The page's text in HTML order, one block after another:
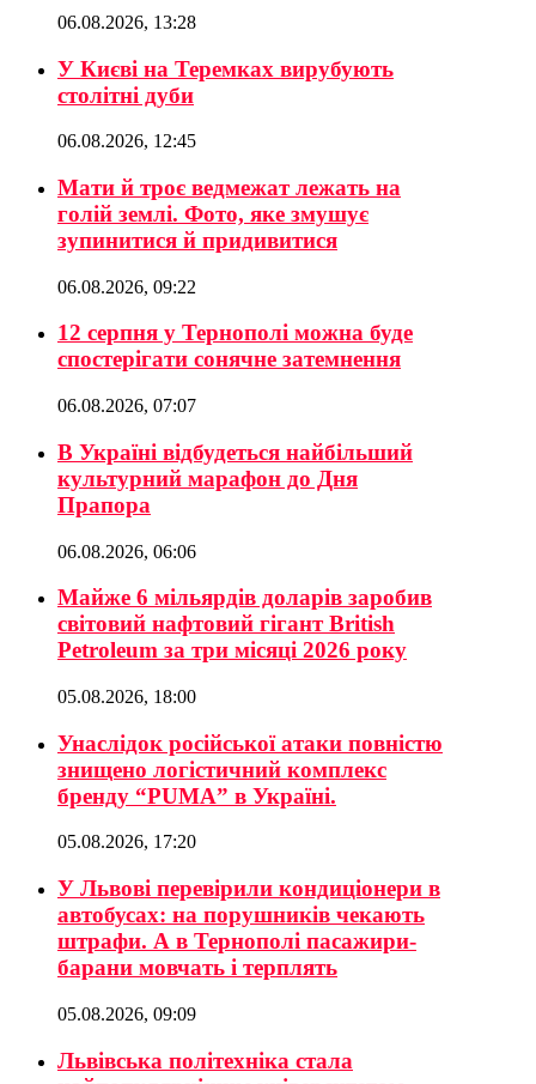
06.08.2026, 13:28
У Києві на Теремках вирубують
столітні дуби
06.08.2026, 12:45
Мати й троє ведмежат лежать на
голій землі. Фото, яке змушує
зупинитися й придивитися
06.08.2026, 09:22
12 серпня у Тернополі можна буде
спостерігати сонячне затемнення
06.08.2026, 07:07
В Україні відбудеться найбільший
культурний марафон до Дня
Прапора
06.08.2026, 06:06
Майже 6 мільярдів доларів заробив
світовий нафтовий гігант British
Petroleum за три місяці 2026 року
05.08.2026, 18:00
Унаслідок російської атаки повністю
знищено логістичний комплекс
бренду “PUMA” в Україні.
05.08.2026, 17:20
У Львові перевірили кондиціонери в
автобусах: на порушників чекають
штрафи. А в Тернополі пасажири-
барани мовчать і терплять
05.08.2026, 09:09
Львівська політехніка стала